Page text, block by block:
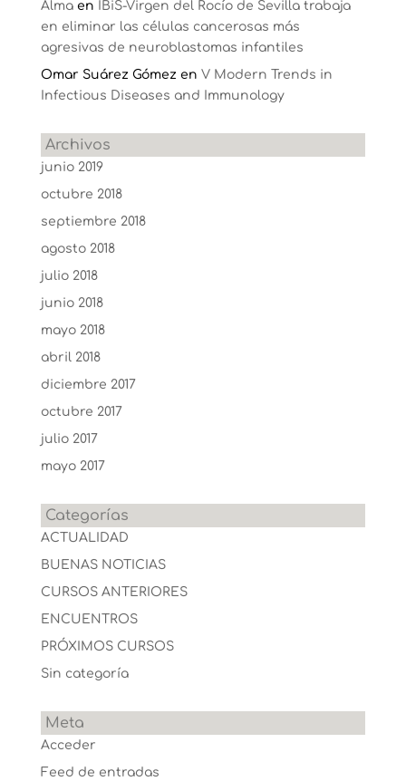
Almaen
IBiS-Virgen del Rocío de Sevilla trabaja
en eliminar las células cancerosas más
agresivas de neuroblastomas infantiles
Omar Suárez Gómez en V Modern Trends in
Infectious Diseases and Immunology
Archivos
junio 2019
octubre 2018
septiembre 2018
agosto 2018
julio 2018
junio 2018
mayo 2018
abril 2018
diciembre 2017
octubre 2017
julio 2017
mayo 2017
Categorías
ACTUALIDAD
BUENAS NOTICIAS
CURSOS ANTERIORES
ENCUENTROS
PRÓXIMOS CURSOS
Sin categoría
Meta
Acceder
Feed de entradas